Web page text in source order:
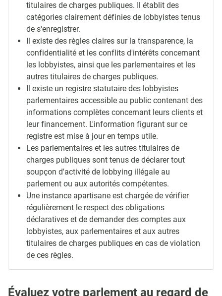
titulaires de charges publiques. Il établit des
catégories clairement définies de lobbyistes tenus
de s'enregistrer.
Il existe des règles claires sur la transparence, la
confidentialité et les conflits d'intérêts concernant
les lobbyistes, ainsi que les parlementaires et les
autres titulaires de charges publiques.
Il existe un registre statutaire des lobbyistes
parlementaires accessible au public contenant des
informations complètes concernant leurs clients et
leur financement. L'information figurant sur ce
registre est mise à jour en temps utile.
Les parlementaires et les autres titulaires de
charges publiques sont tenus de déclarer tout
soupçon d'activité de lobbying illégale au
parlement ou aux autorités compétentes.
Une instance apartisane est chargée de vérifier
régulièrement le respect des obligations
déclaratives et de demander des comptes aux
lobbyistes, aux parlementaires et aux autres
titulaires de charges publiques en cas de violation
de ces règles.
Évaluez votre parlement au regard de